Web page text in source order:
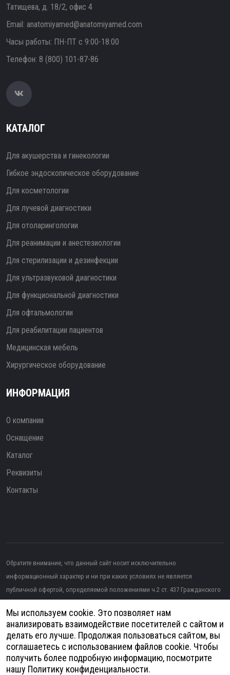
Татищева, д. 18/2, офис 4
Email: anatomiyamed@anatomiyamed.com
Часы работы: ПН-ПТ с 9:00-18:00
Телефон: 8 (800) 101-87-86
КАТАЛОГ
Для акушерства и гинекологии
Гибкое эндоскопическое оборудование
Для косметологии
Для лучевой диагностики
Для отоларингологии
Для реанимации и анестезиологии
Для стерилизации и дезинфекции
Для ультразвуковой диагностики
Для функциональной диагностики
Для офтальмологии
Для реабилитации пациентов
Медицинская мебель
Хирургическое оборудование
ИНФОРМАЦИЯ
О компании
Оснащение
Каталог
Реквизиты
Контакты
Обратите внимание, что данный сайт носит исключительно
информационный характер и ни при каких условиях не является
публичной офертой, определяемой положениями ч.2 ст. 437 Гражданского
Изображение от topntp26на Freepik
Политика конфиденциальности
Согласие на обработку персональных данных
Мы используем cookie. Это позволяет нам
анализировать взаимодействие посетителей с сайтом и
делать его лучше. Продолжая пользоваться сайтом, вы
соглашаетесь с использованием файлов cookie. Чтобы
получить более подробную информацию, посмотрите
нашу Политику конфиденциальности.